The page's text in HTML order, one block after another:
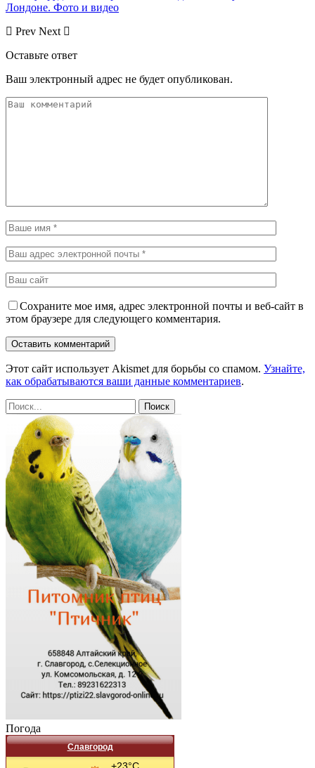
Лондоне. Фото и видео
Prev Next
Оставьте ответ
Ваш электронный адрес не будет опубликован.
Сохраните мое имя, адрес электронной почты и веб-сайт в
этом браузере для следующего комментария.
Этот сайт использует Akismet для борьбы со спамом. Узнайте,
как обрабатываются ваши данные комментариев.
Погода
Славгород